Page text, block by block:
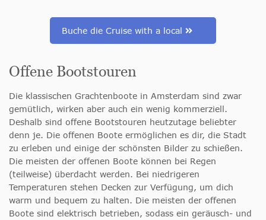
Buche die Cruise with a local
Offene Bootstouren
Die klassischen Grachtenboote in Amsterdam sind zwar
gemütlich, wirken aber auch ein wenig kommerziell.
Deshalb sind offene Bootstouren heutzutage beliebter
denn je. Die offenen Boote ermöglichen es dir, die Stadt
zu erleben und einige der schönsten Bilder zu schießen.
Die meisten der offenen Boote können bei Regen
(teilweise) überdacht werden. Bei niedrigeren
Temperaturen stehen Decken zur Verfügung, um dich
warm und bequem zu halten. Die meisten der offenen
Boote sind elektrisch betrieben, sodass ein geräusch- und